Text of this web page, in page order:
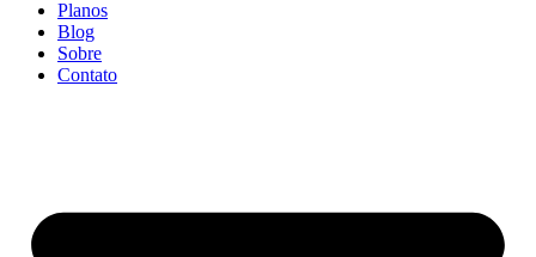
Planos
Blog
Sobre
Contato